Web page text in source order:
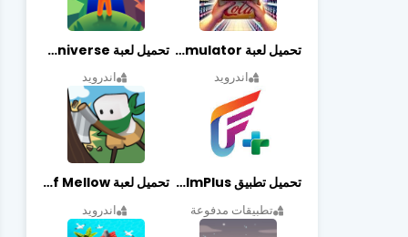
تحميل لعبة Retail Store Simulator مهكرة اخر اصدار
اندرويد
تحميل لعبة My Little Universe مهكرة أخر إصدار
اندرويد
تحميل تطبيق FilmPlus أخر إصدار
تطبيقات مدفوعة
تحميل لعبة Life of Mellow مهكرة أخر إصدار
اندرويد